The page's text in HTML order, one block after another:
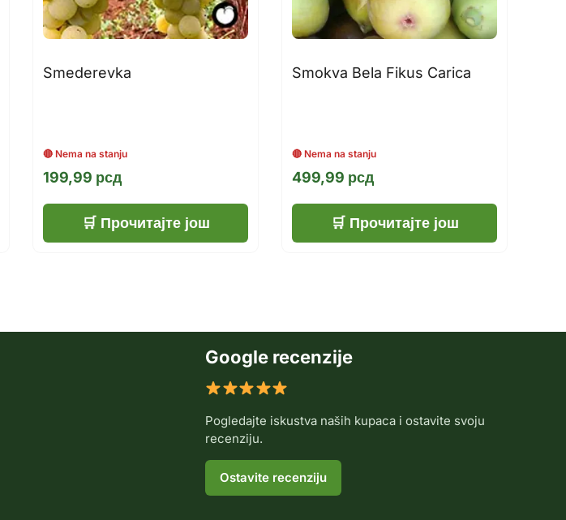
Smederevka
199,99 рсд
Прочитајте још
Smokva Bela Fikus Carica
499,99 рсд
Прочитајте још
Google recenzije
Pogledajte iskustva naših kupaca i ostavite svoju
recenziju.
Ostavite recenziju